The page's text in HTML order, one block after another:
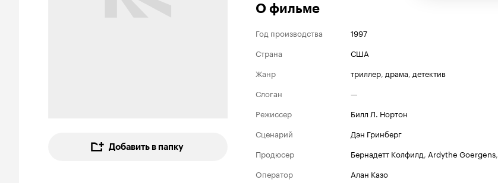
Добавить в папку
О фильме
Год производства
1997
Страна
США
Жанр
триллер, драма, детектив
Слоган
—
Режиссер
Билл Л. Нортон
Сценарий
Дэн Гринберг
Продюсер
Бернадетт Колфилд, Ardythe Goergens,
Оператор
Алан Казо